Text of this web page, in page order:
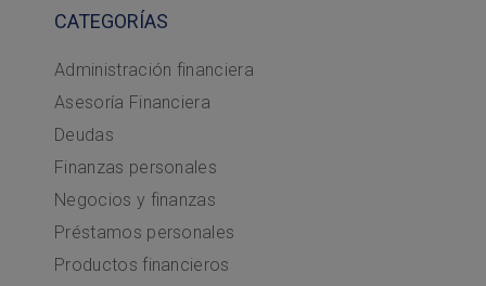
CATEGORÍAS
Administración financiera
Asesoría Financiera
Deudas
Finanzas personales
Negocios y finanzas
Préstamos personales
Productos financieros